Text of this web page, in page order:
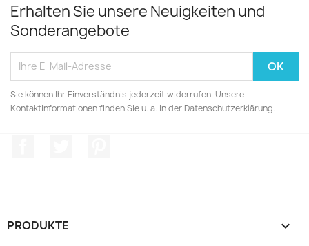
Erhalten Sie unsere Neuigkeiten und
Sonderangebote
Sie können Ihr Einverständnis jederzeit widerrufen. Unsere
Kontaktinformationen finden Sie u. a. in der Datenschutzerklärung.
PRODUKTE 